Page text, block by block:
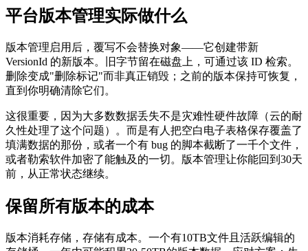
平台版本管理实际做什么
版本管理启用后，覆写不会替换对象——它创建带新
VersionId 的新版本。旧字节留在磁盘上，可通过该 ID 检索。
删除变成"删除标记"而非真正销毁；之前的版本保持可恢复，
直到你明确清除它们。
这很重要，因为大多数数据丢失不是灾难性硬件故障（云的耐
久性处理了这个问题）。而是有人把空白电子表格保存覆盖了
填满数据的那份，或者一个有 bug 的脚本截断了一千个文件，
或者勒索软件加密了能触及的一切。版本管理让你能回到30天
前，从正常状态继续。
保留所有版本的成本
版本消耗存储，存储有成本。一个有10TB文件且活跃编辑的